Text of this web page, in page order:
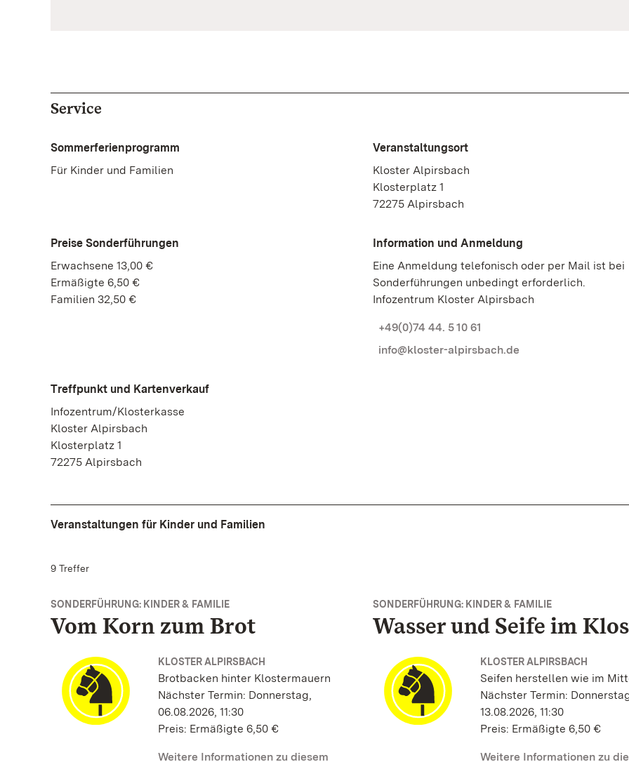
Service
Sommerferienprogramm
Für Kinder und Familien
Veranstaltungsort
Kloster Alpirsbach
Klosterplatz 1
72275 Alpirsbach
Preise Sonderführungen
Erwachsene 13,00 €
Ermäßigte 6,50 €
Familien 32,50 €
Information und Anmeldung
Eine Anmeldung telefonisch oder per Mail ist bei
Sonderführungen unbedingt erforderlich.
Infozentrum Kloster Alpirsbach
+49(0)74 44. 5 10 61
info@kloster-alpirsbach.de
Treffpunkt und Kartenverkauf
Infozentrum/Klosterkasse
Kloster Alpirsbach
Klosterplatz 1
72275 Alpirsbach
Veranstaltungen für Kinder und Familien
9 Treffer
SONDERFÜHRUNG: KINDER & FAMILIE
Vom Korn zum Brot
KLOSTER ALPIRSBACH
Brotbacken hinter Klostermauern
Nächster Termin: Donnerstag,
06.08.2026, 11:30
Preis: Ermäßigte 6,50 €
Weitere Informationen zu diesem
SONDERFÜHRUNG: KINDER & FAMILIE
Wasser und Seife im
KLOSTER ALPIRSBACH
Seifen herstellen wie im
Nächster Termin:
13.08.2026, 11:30
Preis: Ermäßigte 6,50 €
Weitere Informationen zu